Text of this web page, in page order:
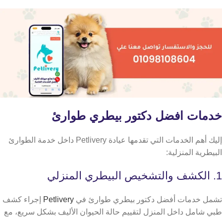
خدمات افضل دكتور بيطري طوارئ
إليك أهم الخدمات التي تقدمها عيادة Petlivery داخل خدمة الطوارئ
البيطرية المنزلية:
1. الكشف والتشخيص البيطري المنزلي
تشمل خدمات أفضل دكتور بيطري طوارئ في Petlivery
إجراء كشف
طبي شامل داخل المنزل لتقييم حالة الحيوان الأليف بشكل سريع، مع